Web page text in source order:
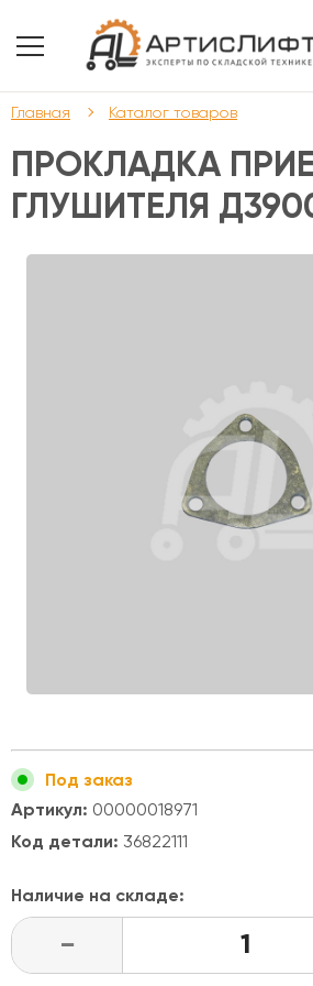
Главная Каталог товаров
ПРОКЛАДКА
ГЛУШИТЕЛЯ
Под заказ
Артикул: 00000018971
Код детали: 36822111
Наличие на складе:
-